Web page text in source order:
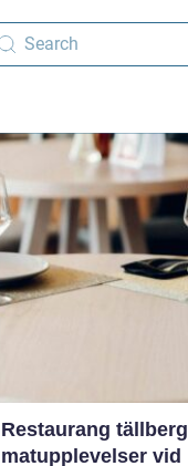
Restaurang tällberg
matupplevelser vid